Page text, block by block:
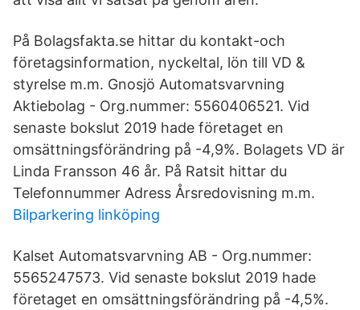
På Bolagsfakta.se hittar du kontakt-och
företagsinformation, nyckeltal, lön till VD &
styrelse m.m. Gnosjö Automatsvarvning
Aktiebolag - Org.nummer: 5560406521. Vid
senaste bokslut 2019 hade företaget en
omsättningsförändring på -4,9%. Bolagets VD är
Linda Fransson 46 år. På Ratsit hittar du
Telefonnummer Adress Årsredovisning m.m.
Bilparkering linköping
Kalset Automatsvarvning AB - Org.nummer:
5565247573. Vid senaste bokslut 2019 hade
företaget en omsättningsförändring på -4,5%.